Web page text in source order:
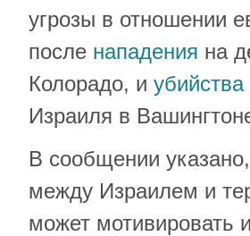
угрозы в отношении
после нападения на
Колорадо, и убийства
Израиля в
В сообщении
между Израилем и
может мотивировать